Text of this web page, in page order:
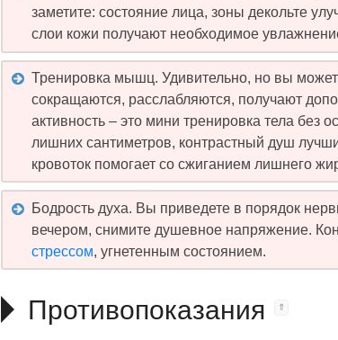
заметите: состояние лица, зоны декольте
слои кожи получают необходимое
Тренировка мышц. Удивительно, но вы
сокращаются, расслабляются, получают
активность – это мини тренировка тела
лишних сантиметров, контрастный душ
кровоток помогает со сжиганием лишнего
Бодрость духа. Вы приведете в порядок
вечером, снимите душевное напряжение.
стрессом, угнетенным состоянием.
Противопоказания